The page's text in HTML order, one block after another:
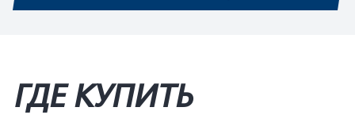
ГДЕ КУПИТЬ